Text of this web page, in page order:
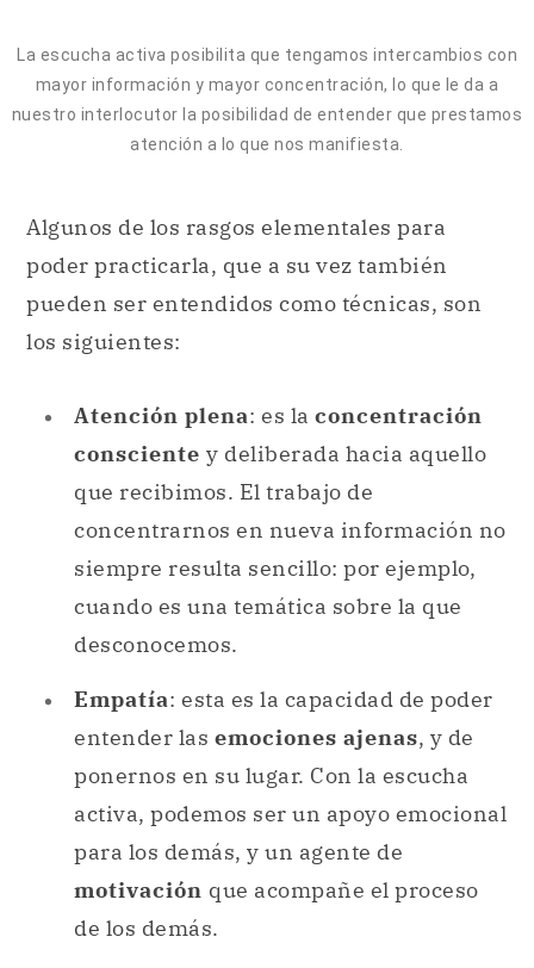
La escucha activa posibilita que tengamos intercambios con
mayor información y mayor concentración, lo que le da a
nuestro interlocutor la posibilidad de entender que prestamos
atención a lo que nos manifiesta.
Algunos de los rasgos elementales para
poder practicarla, que a su vez también
pueden ser entendidos como técnicas, son
los siguientes:
Atención plena: es la concentración
consciente y deliberada hacia aquello
que recibimos. El trabajo de
concentrarnos en nueva información no
siempre resulta sencillo: por ejemplo,
cuando es una temática sobre la que
desconocemos.
Empatía: esta es la capacidad de poder
entender las emociones ajenas, y de
ponernos en su lugar. Con la escucha
activa, podemos ser un apoyo emocional
para los demás, y un agente de
motivación que acompañe el proceso
de los demás.